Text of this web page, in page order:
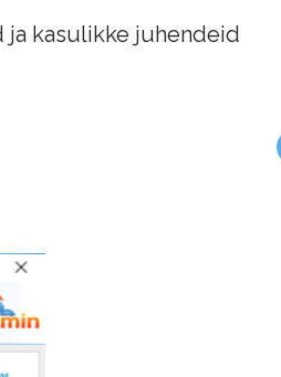
kasulikke juhendeid